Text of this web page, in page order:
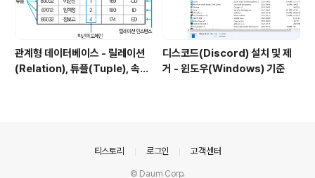
관계형 데이터베이스 - 릴레이션
(Relation), 튜플(Tuple), 속성
디스코드(Discord) 설치 및 제
거 - 윈도우(Windows) 기준
티스토리 로그인 고객센터
© Daum Corp.